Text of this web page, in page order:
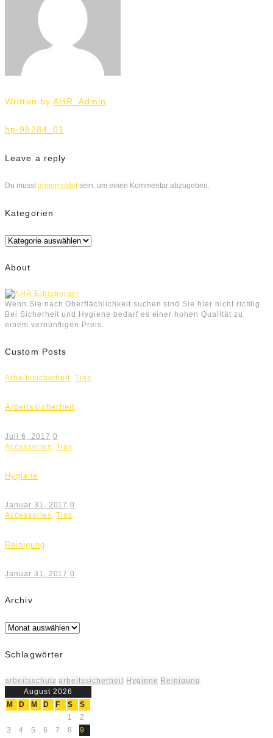
Written byAHR_Admin
Beitrags-
Navigation
hp-99284_01
Leave a reply
Du musst angemeldetsein, um einen Kommentar abzugeben.
Kategorien
Kategorien
About
Wenn Sie nach Oberflächlichkeit suchen sind Sie hier nicht richtig.
Bei Sicherheit und Hygiene bedarf es einer hohen Qualität zu
einem vernünftigen Preis.
Custom Posts
Arbeitssicherheit,Tips
Arbeitssicherheit
Juli 6, 2017 0
Accessories ,Tips
Hygiene
Januar 31, 2017 0
Accessories,Tips
Reinigung
Januar 31, 2017 0
Archiv
Archiv
Schlagwörter
arbeitsschutz arbeitssicherheit Hygiene Reinigung
August 2026
M
D M D F S
S
1
2
3
4 5 6 7 8
9